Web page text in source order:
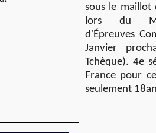
sous le maillot
lors du
d'Épreuves
Janvier
Tchèque). 4e
France pour
seulement